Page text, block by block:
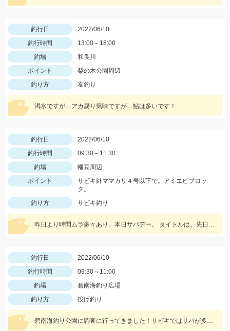
釣行日
2022/06/10
釣行時間
13:00～18:00
釣場
和良川
ポイント
梨の木公園周辺
釣り方
友釣り
渇水ですが…アカ腐り気味ですが…鮎は多いです！
釣行日
2022/06/10
釣行時間
09:30～11:30
釣場
幡豆周辺
ポイント
サビキ針ママカリ４号以下で。アミエビブロッ
ク。
釣り方
サビキ釣り
昨日より時間ムラ多々あり。本日サバデー。 タイトルは、先日隣の少年が僕もアジが釣りたいと夢を語っていた為。
釣行日
2022/06/10
釣行時間
09:30～11:00
釣場
碧南海釣り広場
釣り方
投げ釣り
碧南海釣り公園に調査に行ってきました！サビキではサバが多数！ちょい投げではシロギスが釣れてます！両方の仕掛を持っていきましょう！